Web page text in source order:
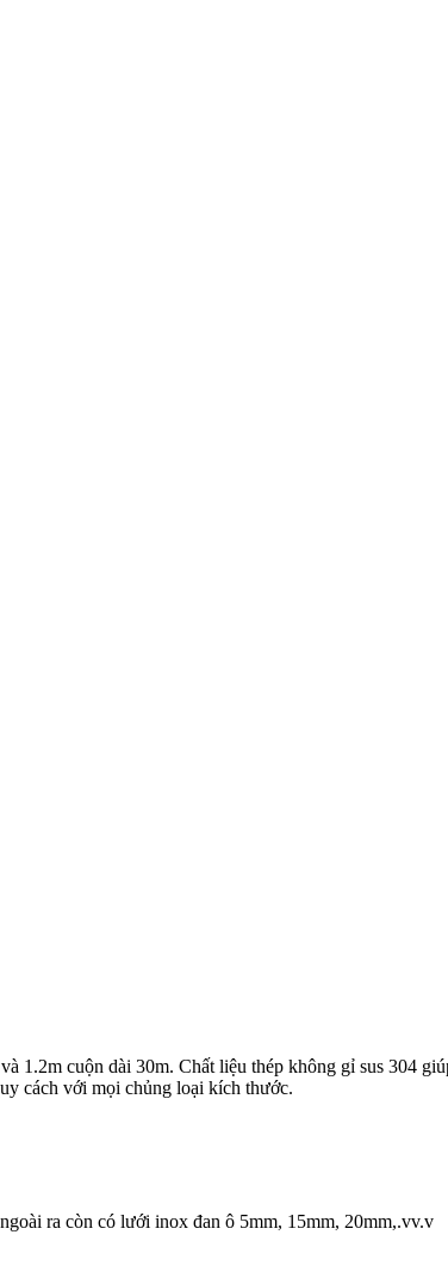
cuộn dài 30m. Chất liệu thép không gỉ sus 304
cách với mọi chủng loại kích thước.
ra còn có lưới inox đan ô 5mm, 15mm, 20mm,.vv.v